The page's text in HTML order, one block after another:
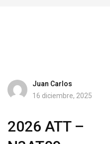
Juan Carlos
16 diciembre, 2025
2026 ATT –